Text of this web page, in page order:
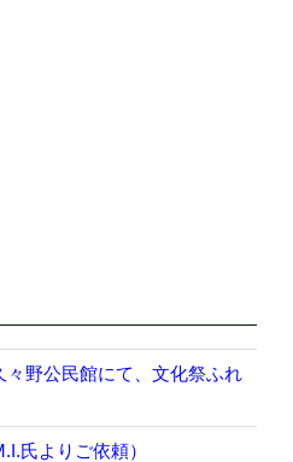
野公民館にて、文化祭ふれ
氏よりご依頼）